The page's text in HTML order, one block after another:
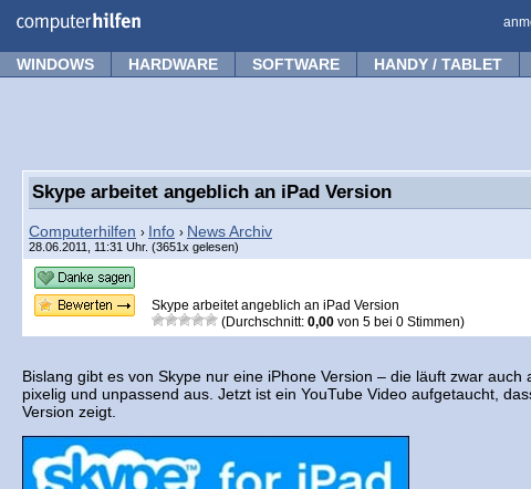
WINDOWS HARDWARE SOFTWARE HANDY / TABLET
Skype arbeitet angeblich an iPad Version
Computerhilfen › Info › News Archiv
28.06.2011, 11:31 Uhr. (3651x gelesen)
Skype arbeitet angeblich an iPad Version
(Durchschnitt: 0,00 von 5 bei 0 Stimmen)
Bislang gibt es von Skype nur eine iPhone Version – die läuft zwar auch
pixelig und unpassend aus. Jetzt ist ein YouTube Video aufgetaucht,
Version zeigt.